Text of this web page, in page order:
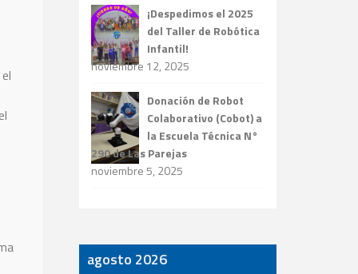
¡Despedimos el 2025
del Taller de Robótica
Infantil!
noviembre 12, 2025
Donación de Robot
Colaborativo (Cobot) a
la Escuela Técnica N°
290 de Las Parejas
noviembre 5, 2025
agosto 2026